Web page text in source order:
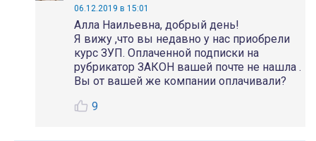
06.12.2019 в 15:01
Алла Наильевна, добрый день!
Я вижу ,что вы недавно у нас приобрели
курс ЗУП. Оплаченной подписки на
рубрикатор ЗАКОН вашей почте не нашла .
Вы от вашей же компании оплачивали?
9